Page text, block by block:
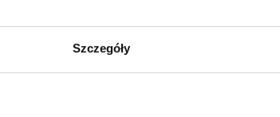
Szczegóły